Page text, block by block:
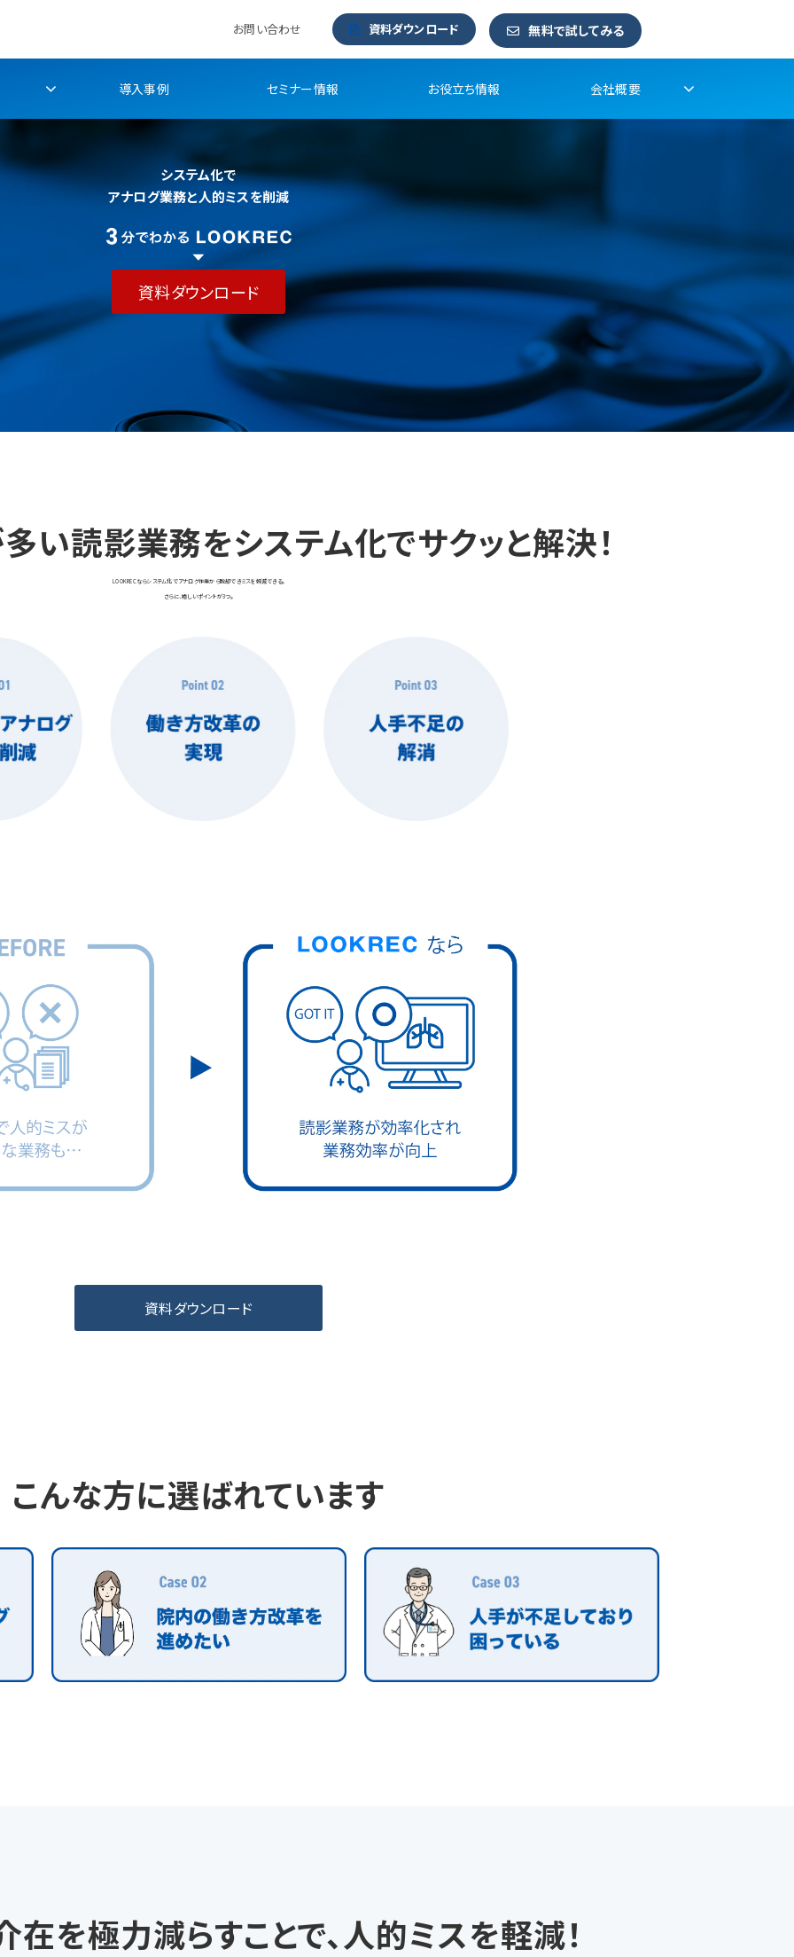
お問い合わせ 資料ダウンロード 無料で試してみる
導入事例 セミナー情報 お役立ち情報 会社概要
システム化で
アナログ業務と人的ミスを削減
資料ダウンロード
い読影業務をシステム化でサクッと解決！
LOOKRECならシステム化でアナログ作業から脱却できミスを軽減できる。
さらに、嬉しいポイントが3つ。
資料ダウンロード
こんな方に選ばれています
在を極力減らすことで、人的ミスを軽減！